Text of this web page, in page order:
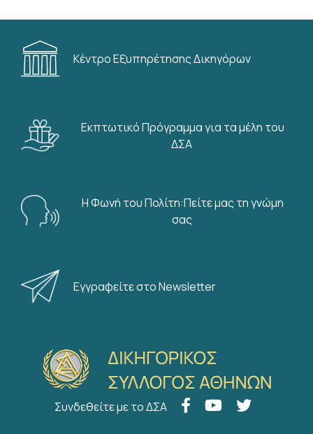
Κέντρο Εξυπηρέτησης Δικηγόρων
Εκπτωτικό Πρόγραμμα για τα μέλη του
ΔΣΑ
Η Φωνή του Πολίτη:Πείτε μας τη γνώμη
σας
Εγγραφείτε στο Newsletter
Συνδεθείτε με το ΔΣΑ